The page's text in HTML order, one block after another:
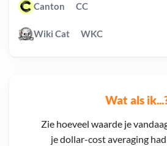
Wat als
Zie hoeveel waarde je
je dollar-cost averaging
Canton CC
Wiki Cat WKC